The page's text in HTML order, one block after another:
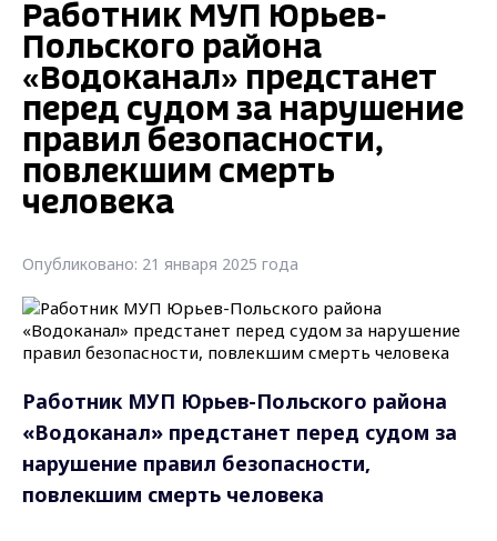
Работник МУП Юрьев-
Польского района
«Водоканал» предстанет
перед судом за нарушение
правил безопасности,
повлекшим смерть
человека
Опубликовано: 21 января 2025 года
Работник МУП Юрьев-Польского района
«Водоканал» предстанет перед судом за
нарушение правил безопасности,
повлекшим смерть человека